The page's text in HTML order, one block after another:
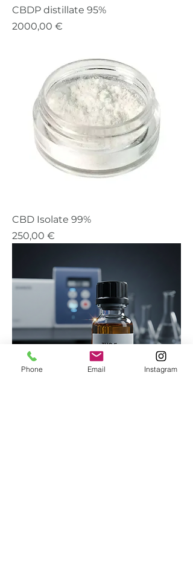
CBDP distillate 95%
Precio
2000,00 €
CBD Isolate 99%
Precio
250,00 €
Phone Email Instagram